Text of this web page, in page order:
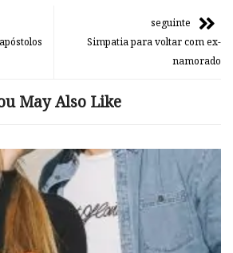
seguinte
Simpatia para voltar com ex-
namorado
May Also Like